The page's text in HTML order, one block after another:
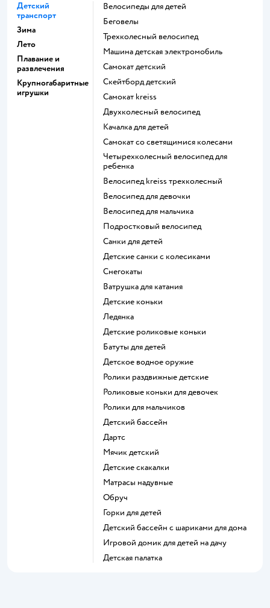
Детский
транспорт
Зима
Лето
Плавание и
развлечения
Крупногабаритные
игрушки
Велосипеды для детей
Беговелы
Трехколесный велосипед
Машина детская электромобиль
Самокат детский
Скейтборд детский
Самокат kreiss
Двухколесный велосипед
Качалка для детей
Самокат со светящимися колесами
Четырехколесный велосипед для
ребенка
Велосипед kreiss трехколесный
Велосипед для девочки
Велосипед для мальчика
Подростковый велосипед
Санки для детей
Детские санки с колесиками
Снегокаты
Ватрушка для катания
Детские коньки
Ледянка
Детские роликовые коньки
Батуты для детей
Детское водное оружие
Ролики раздвижные детские
Роликовые коньки для девочек
Ролики для мальчиков
Детский бассейн
Дартс
Мячик детский
Детские скакалки
Матрасы надувные
Обруч
Горки для детей
Детский бассейн с шариками для дома
Игровой домик для детей на дачу
Детская палатка